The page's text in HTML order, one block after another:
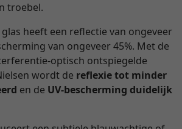
troebel.
heeft een reflectie van ongeveer
van ongeveer 45%. Met de
optisch ontspiegelde
wordt de reflexie tot minder
en de UV-bescherming duidelijk